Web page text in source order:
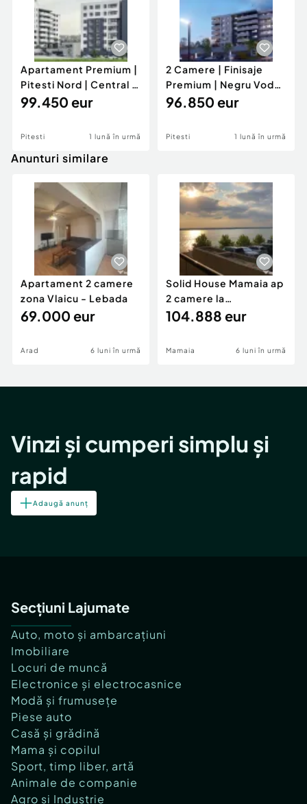
Apartament Premium |
Pitesti Nord | Central |
Langa padure |
99.450 eur
Pitesti 1 lună în urmă
2 Camere | Finisaje
Premium | Negru Voda |
Central | Langa p
96.850 eur
Pitesti 1 lună în urmă
Anunturi similare
Apartament 2 camere
zona Vlaicu - Lebada
69.000 eur
Arad 6 luni în urmă
Solid House Mamaia ap
2 camere la
cheie,langa Mega
104.888 eur
Mamaia 6 luni în urmă
Vinzi și cumperi simplu și
rapid
Adaugă anunț
Secțiuni Lajumate
Auto, moto și ambarcațiuni
Imobiliare
Locuri de muncă
Electronice și electrocasnice
Modă și frumusețe
Piese auto
Casă și grădină
Mama și copilul
Sport, timp liber, artă
Animale de companie
Agro și Industrie